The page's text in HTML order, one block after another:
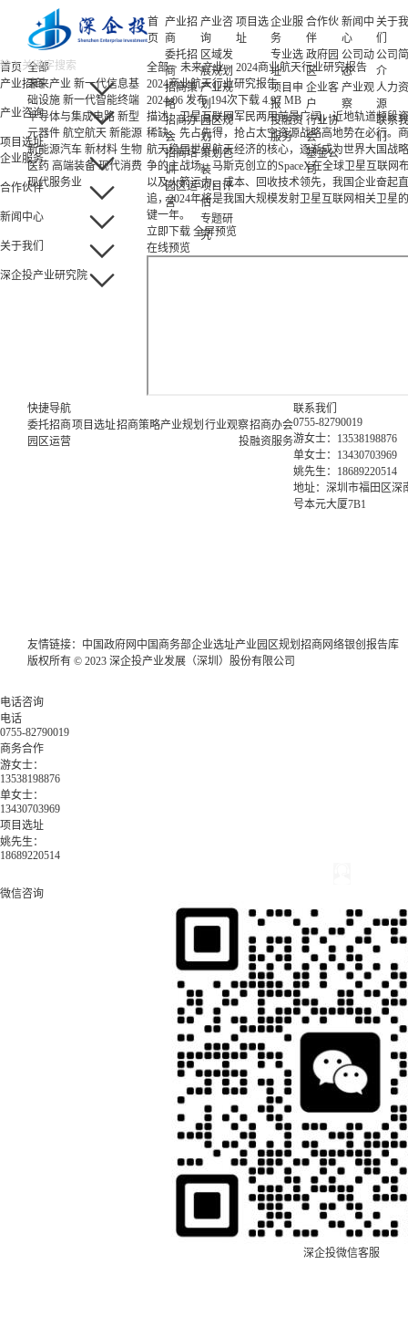
首
页
产业招
商
委托招
商
招商策
略
招商办
会
招商培
训
园区运
营
产业咨
询
区域发
展规划
产业规
划
园区规
划
策划包
装
项目评
估
专题研
究
项目选
址
企业服
务
专业选
址
项目申
报
投融资
服务
合作伙
伴
政府园
区
企业客
户
行业协
会
基金公
司
新闻中
心
公司动
态
产业观
察
关于
们
公司
介
人力
源
联系
们
首页
产业招商
产业咨询
项目选址
企业服务
合作伙伴
新闻中心
关于我们
深企投产业研究院
全部
未来产业 新一代信息基
础设施 新一代智能终端
半导体与集成电路 新型
元器件 航空航天 新能源
新能源汽车 新材料 生物
医药 高端装备 现代消费
现代服务业
全部> 未来产业> 2024商业航天行业研究报告
2024商业航天行业研究报告
2024-06 发布 194次下载 4.97 MB
描述：卫星互联网军民两用前景广阔，近地轨道频段
稀缺、先占先得，抢占太空资源战略高地势在必行。
航天稳居世界航天经济的核心，逐渐成为世界大国战
争的主战场。马斯克创立的SpaceX在全球卫星互联网
以及火箭运力、成本、回收技术领先，我国企业奋起直
追，2024年将是我国大规模发射卫星互联网相关卫星
键一年。
立即下载 全屏预览
在线预览
快捷导航
委托招商项目选址招商策略产业规划 行业观察招商办会
园区运营
投融资服务
联系我们
0755-82790019
游女士：13538198876
单女士：13430703969
姚先生：18689220514
地址：深圳市福田区深
号本元大厦7B1
友情链接： 中国政府网 中国商务部企业选址产业园区规划 招商网络银创报告库
版权所有 © 2023 深企投产业发展（深圳）股份有限公司
电话咨询
电话
0755-82790019
商务合作
游女士：
13538198876
单女士：
13430703969
项目选址
姚先生：
18689220514
微信咨询
深企投微信客服